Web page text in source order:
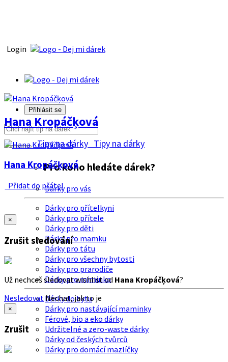
Login
Přihlásit se
Tipy na dárky Tipy na dárky
Pro koho hledáte dárek?
Dárky pro vás
Dárky pro přítelkyni
Dárky pro přítele
Dárky pro děti
Dárky pro mamku
Dárky pro tátu
Dárky pro všechny bytosti
Dárky pro prarodiče
Dárky pro miminka
Dárky do bytu
Dárky pro nastávající maminky
Férové, bio a eko dárky
Udržitelné a zero-waste dárky
Dárky od českých tvůrců
Dárky pro domácí mazlíčky
Hana Kropáčķová
Hana Kropáčķová
Přidat do přátel
×
Zrušit sledování
Už nechceš sledovat wishlist od Hana Kropáčķová?
Nesledovat Nechat, jak to je
×
Zrušit